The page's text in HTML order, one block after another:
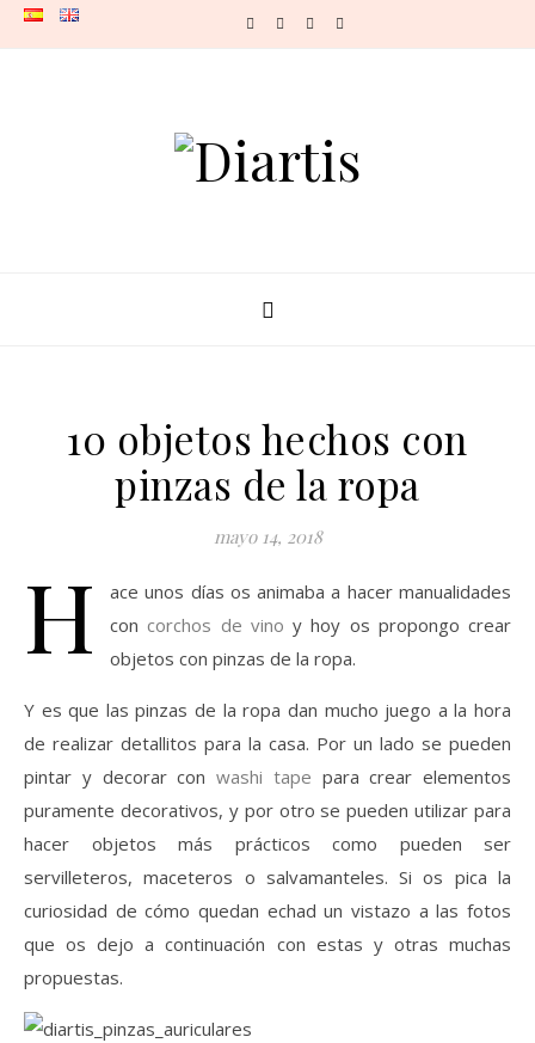
Skip to content
10 objetos hechos con
pinzas de la ropa
mayo 14, 2018
H
ace unos días os animaba a hacer manualidades
con corchos de vino y hoy os propongo crear
objetos con pinzas de la ropa.
Y es que las pinzas de la ropa dan mucho juego a la hora
de realizar detallitos para la casa. Por un lado se pueden
pintar y decorar con washi tape para crear elementos
puramente decorativos, y por otro se pueden utilizar para
hacer objetos más prácticos como pueden ser
servilleteros, maceteros o salvamanteles. Si os pica la
curiosidad de cómo quedan echad un vistazo a las fotos
que os dejo a continuación con estas y otras muchas
propuestas.